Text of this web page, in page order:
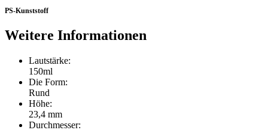
PS-Kunststoff
Weitere Informationen
Lautstärke:
150ml
Die Form:
Rund
Höhe:
23,4 mm
Durchmesser: